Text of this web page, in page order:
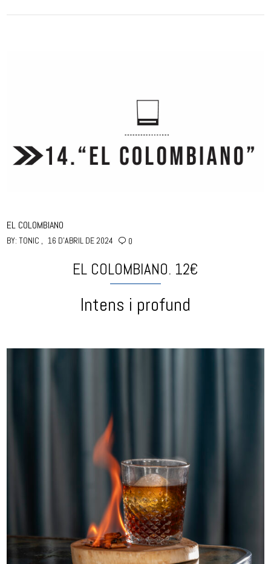
EL COLOMBIANO
BY:TONIC 16 D'ABRIL DE 2024 0
EL COLOMBIANO. 12€
Intens i profund